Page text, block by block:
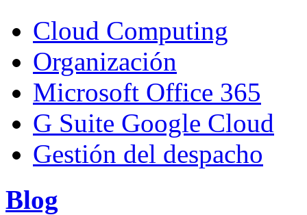
Cloud Computing
Organización
Microsoft Office 365
G Suite Google Cloud
Gestión del despacho
Blog